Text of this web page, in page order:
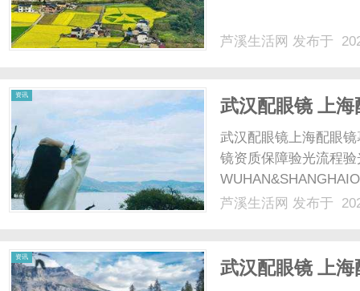
芦溪生活网 发布于
资讯
武汉配眼镜 上海
武汉配眼镜上海配眼
镜资质保障验光流程
配镜的写字楼眼镜店
芦溪生活网 发布于
资讯
武汉配眼镜 上海